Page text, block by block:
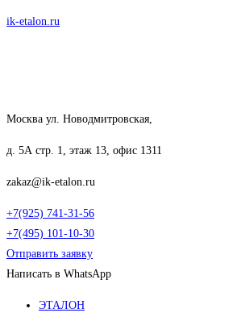
Перейти
ik-etalon.ru
Москва ул. Новодмитровская,
д. 5А стр. 1, этаж 13, офис 1311
zakaz@ik-etalon.ru
+7(925) 741-31-56
+7(495) 101-10-30
Отправить заявку
Написать в WhatsApp
Меню
ЭТАЛОН